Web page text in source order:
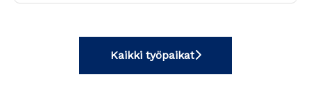
Kaikki työpaikat